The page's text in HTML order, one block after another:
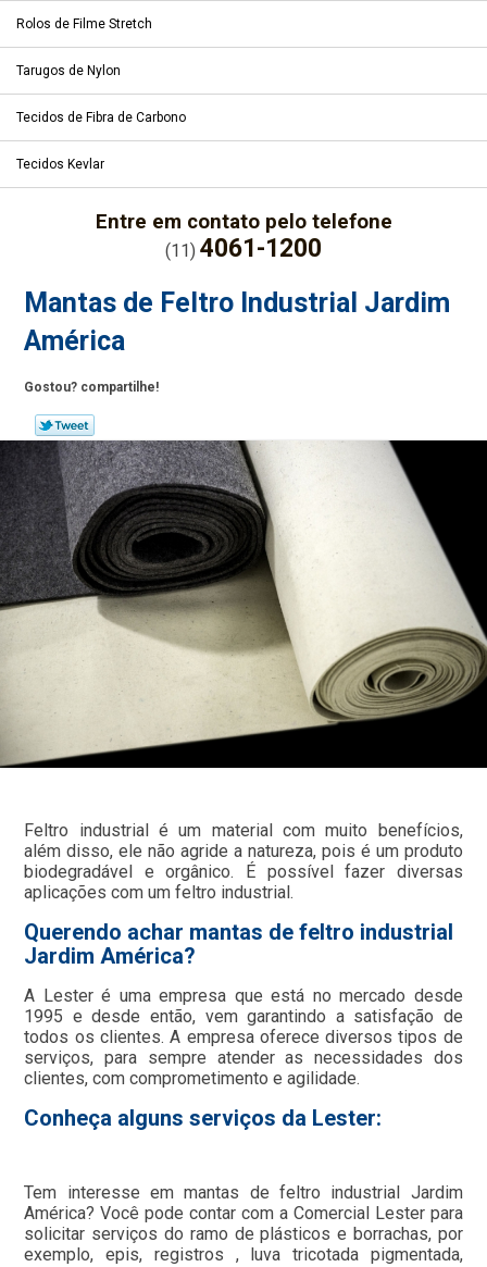
Rolos de Filme Stretch
Tarugos de Nylon
Tecidos de Fibra de Carbono
Tecidos Kevlar
Entre em contato pelo telefone
(11) 4061-1200
Mantas de Feltro Industrial Jardim
América
Gostou? compartilhe!
Feltro industrial é um material com muito benefícios,
além disso, ele não agride a natureza, pois é um produto
biodegradável e orgânico. É possível fazer diversas
aplicações com um feltro industrial.
Querendo achar mantas de feltro industrial
Jardim América?
A Lester é uma empresa que está no mercado desde
1995 e desde então, vem garantindo a satisfação de
todos os clientes. A empresa oferece diversos tipos de
serviços, para sempre atender as necessidades dos
clientes, com comprometimento e agilidade.
Conheça alguns serviços da Lester:
Tem interesse em mantas de feltro industrial Jardim
América? Você pode contar com a Comercial Lester para
solicitar serviços do ramo de plásticos e borrachas, por
exemplo, epis, registros , luva tricotada pigmentada,